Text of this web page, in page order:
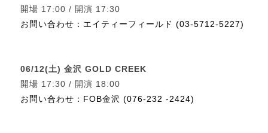
開場 17:00 / 開演 17:30
お問い合わせ：エイティーフィールド (03-5712-5227)
06/12(土) 金沢 GOLD CREEK
開場 17:30 / 開演 18:00
お問い合わせ：FOB金沢 (076-232 -2424)